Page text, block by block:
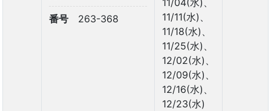
番号 263-368
11/11(水)、
11/18(水)、
11/25(水)、
12/02(水)、
12/09(水)、
12/16(水)、
12/23(水)